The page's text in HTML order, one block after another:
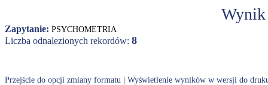
Zapytanie: PSYCHOMETRIA
Liczba odnalezionych rekordów: 8
Przejście do opcji zmiany formatu Wyświetlenie wyników w wersji do